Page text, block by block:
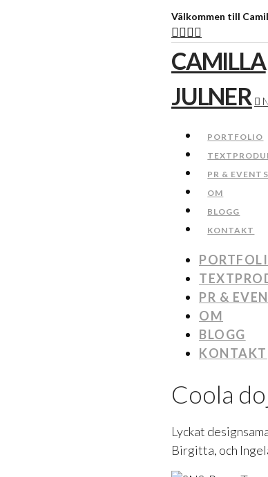
Välkommen till
CAMILLA
JULNER
PORTFOLIO
PR & EVENTS
OM
BLOGG
KONTAKT
PR &
OM
BLOGG
KONTAKT
Coola
Lyckat
Birgitta, och